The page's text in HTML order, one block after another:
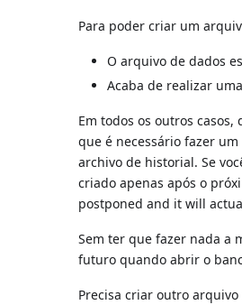
Para poder criar um
O arquivo de dados
Acaba de realizar
Em todos os outros
que é necessário fazer
archivo de historial. Se
criado apenas após o
postponed and it will
Sem ter que fazer nada a
futuro quando abrir o
Precisa criar outro